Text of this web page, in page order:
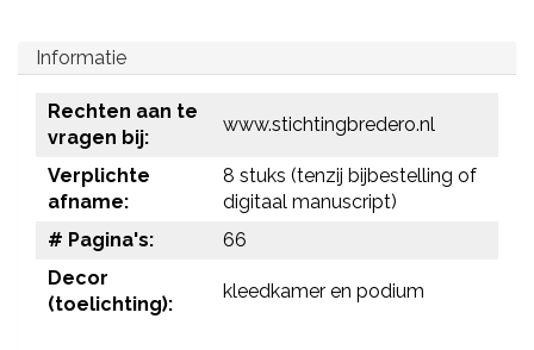
Informatie
Rechten aan te
vragen bij:
www.stichtingbredero.nl
Verplichte
afname:
8 stuks (tenzij bijbestelling of
digitaal manuscript)
# Pagina's:
66
Decor
(toelichting):
kleedkamer en podium